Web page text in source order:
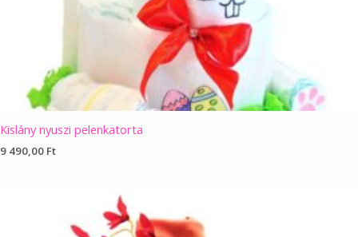
Kislány nyuszi pelenkatorta
9 490,00 Ft